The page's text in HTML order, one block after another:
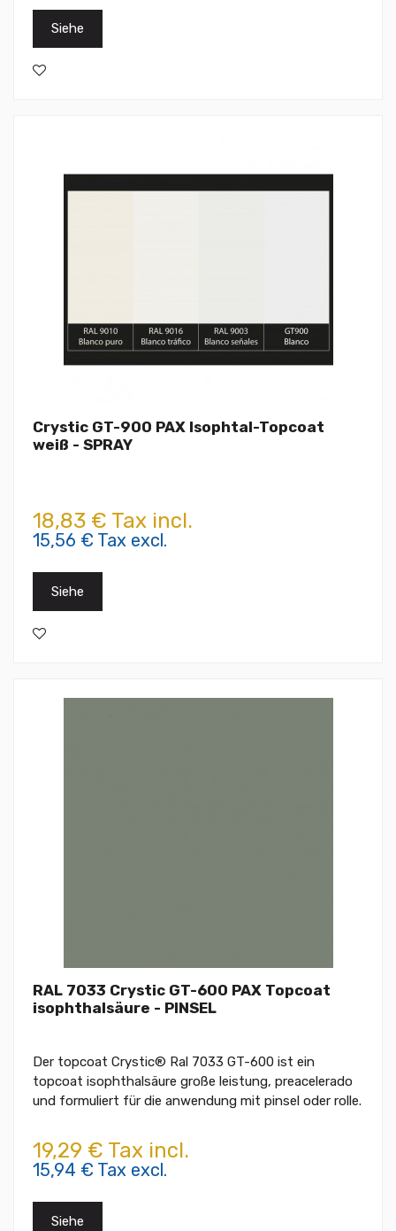
Siehe
Crystic GT-900 PAX Isophtal-Topcoat
weiß - SPRAY
18,83 € Tax incl.
15,56 € Tax excl.
Siehe
RAL 7033 Crystic GT-600 PAX Topcoat
isophthalsäure - PINSEL
Der topcoat Crystic® Ral 7033 GT-600 ist ein
topcoat isophthalsäure große leistung, preacelerado
und formuliert für die anwendung mit pinsel oder rolle.
19,29 € Tax incl.
15,94 € Tax excl.
Siehe